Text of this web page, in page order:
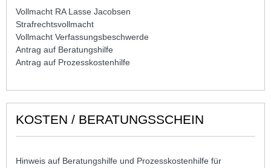
Vollmacht RA Lasse Jacobsen
Strafrechtsvollmacht
Vollmacht Verfassungsbeschwerde
Antrag auf Beratungshilfe
Antrag auf Prozesskostenhilfe
KOSTEN / BERATUNGSSCHEIN
Hinweis auf Beratungshilfe und Prozesskostenhilfe für